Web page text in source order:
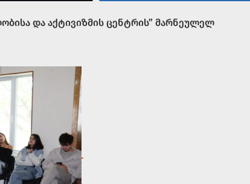
და აქტივიზმის ცენტრის” მარნეულელ